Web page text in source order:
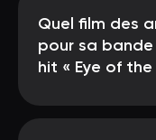
Quel film des
pour sa
hit « Eye of